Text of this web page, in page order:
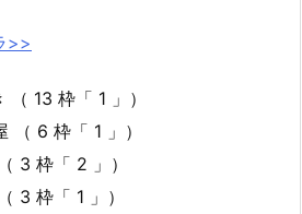
>>
13 枠「 1 」）
6 枠「 1 」）
3 枠「 2 」）
3 枠「 1 」）